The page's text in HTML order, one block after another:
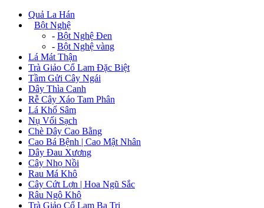
Quả La Hán
Bột Nghệ
- Bột Nghệ Đen
- Bột Nghệ vàng
Lá Mát Thận
Trà Giảo Cổ Lam Đặc Biệt
Tầm Gửi Cây Ngái
Dây Thìa Canh
Rễ Cây Xáo Tam Phân
Lá Khổ Sâm
Nụ Vối Sạch
Chè Dây Cao Bằng
Cao Bá Bệnh | Cao Mật Nhân
Dây Đau Xương
Cây Nhọ Nồi
Rau Má Khô
Cây Cứt Lợn | Hoa Ngũ Sắc
Râu Ngô Khô
Trà Giảo Cổ Lam Ba Tri